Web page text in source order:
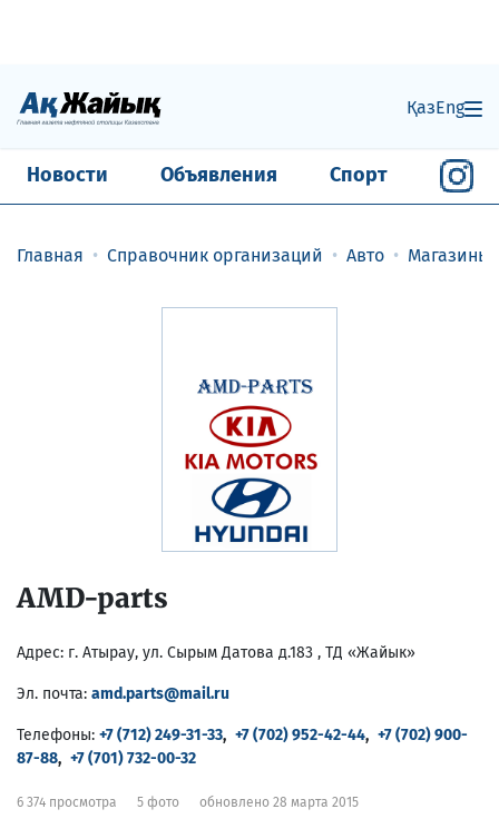
ҚазEng
Новости Объявления Спорт
Главная Справочник организаций Авто Магазины
AMD-parts
Адрес: г. Атырау, ул. Сырым Датова д.183 , ТД «Жайык»
Эл. почта: amd.parts@mail.ru
Телефоны: +7 (712) 249-31-33, +7 (702) 952-42-44, +7 (702) 900-
87-88, +7 (701) 732-00-32
6 374 просмотра 5 фото обновлено 28 марта 2015